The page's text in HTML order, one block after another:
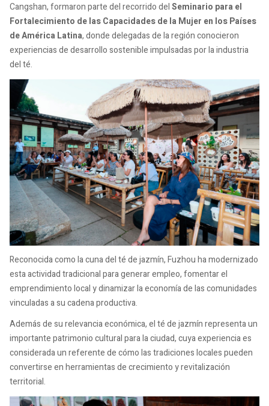
Cangshan, formaron parte del recorrido delSeminario para el
Fortalecimiento de las Capacidades de la Mujer en los Países
de América Latina, donde delegadas de la región conocieron
experiencias de desarrollo sostenible impulsadas por la industria
del té.
Reconocida como la cuna del té de jazmín, Fuzhou ha modernizado
esta actividad tradicional para generar empleo, fomentar el
emprendimiento local y dinamizar la economía de las comunidades
vinculadas a su cadena productiva.
Además de su relevancia económica, el té de jazmín representa un
importante patrimonio cultural para la ciudad, cuya experiencia es
considerada un referente de cómo las tradiciones locales pueden
convertirse en herramientas de crecimiento y revitalización
territorial.